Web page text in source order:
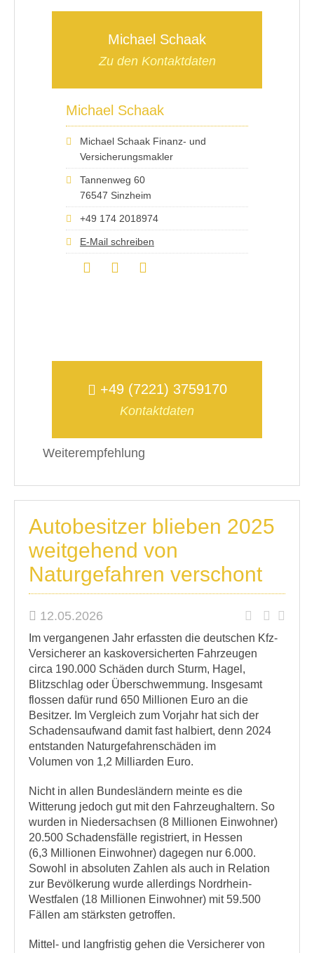
Michael Schaak
Zu den Kontaktdaten
Michael Schaak
Michael Schaak Finanz- und
Versicherungsmakler
Tannenweg 60
76547 Sinzheim
+49 174 2018974
E-Mail schreiben
+49 (7221) 3759170
Kontaktdaten
Weiterempfehlung
Autobesitzer blieben 2025
weitgehend von
Naturgefahren verschont
12.05.2026
Im vergangenen Jahr erfassten die deutschen Kfz-
Versicherer an kaskoversicherten Fahrzeugen
circa 190.000 Schäden durch Sturm, Hagel,
Blitzschlag oder Überschwemmung. Insgesamt
flossen dafür rund 650 Millionen Euro an die
Besitzer. Im Vergleich zum Vorjahr hat sich der
Schadensaufwand damit fast halbiert, denn 2024
entstanden Naturgefahrenschäden im
Volumen von 1,2 Milliarden Euro.
Nicht in allen Bundesländern meinte es die
Witterung jedoch gut mit den Fahrzeughaltern. So
wurden in Niedersachsen (8 Millionen Einwohner)
20.500 Schadensfälle registriert, in Hessen
(6,3 Millionen Einwohner) dagegen nur 6.000.
Sowohl in absoluten Zahlen als auch in Relation
zur Bevölkerung wurde allerdings Nordrhein-
Westfalen (18 Millionen Einwohner) mit 59.500
Fällen am stärksten getroffen.
Mittel- und langfristig gehen die Versicherer von